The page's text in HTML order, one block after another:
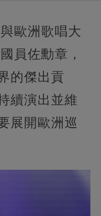
歐洲歌唱大
員佐勳章，
的傑出貢
續演出並維
展開歐洲巡